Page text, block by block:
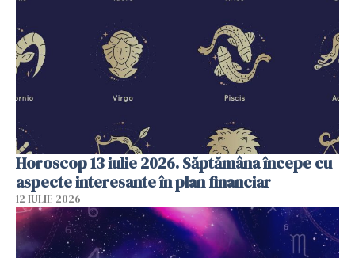
Horoscop 13 iulie 2026. Săptămâna începe cu
aspecte interesante în plan financiar
12 IULIE 2026